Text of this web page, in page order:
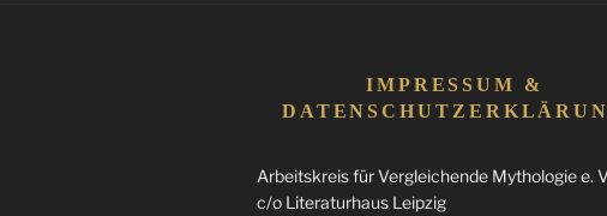
IMPRESSUM &
Arbeitskreis für Vergleichende Mythologie e.
c/o Literaturhaus Leipzig